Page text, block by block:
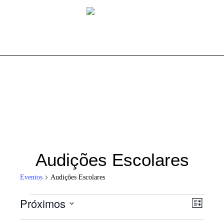
Audições Escolares
Eventos Audições Escolares
Eventos Lista
Próximos